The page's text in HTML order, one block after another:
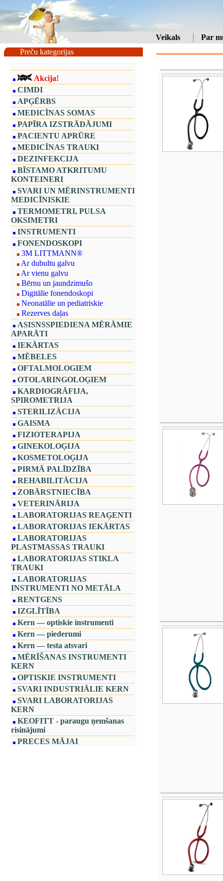
Veikals
Par
Preču kategorijas
Akcija!
CIMDI
APĢĒRBS
MEDICĪNAS SOMAS
PAPĪRA IZSTRĀDĀJUMI
PACIENTU APRŪRE
MEDICĪNAS TRAUKI
DEZINFEKCIJA
BĪSTAMO ATKRITUMU
KONTEINERI
SVARI UN MĒRINSTRUMENTI
MEDICĪNISKIE
TERMOMETRI, PULSA
OKSIMETRI
INSTRUMENTI
FONENDOSKOPI
3M LITTMANN®
Ar dubultu galvu
Ar vienu galvu
Bērnu un jaundzimušo
Digitālie fonendoskopi
Neonatālie un pediatriskie
Rezerves daļas
ASISNSSPIEDIENA MĒRĀMIE
APARĀTI
IEKĀRTAS
MĒBELES
OFTALMOLOGIEM
OTOLARINGOLOĢIEM
KARDIOGRĀFIJA,
SPIROMETRIJA
STERILIZĀCIJA
GAISMA
FIZIOTERAPIJA
GINEKOLOĢIJA
KOSMETOLOĢIJA
PIRMĀ PALĪDZĪBA
REHABILITĀCIJA
ZOBĀRSTNIECĪBA
VETERINĀRIJA
LABORATORIJAS REAĢENTI
LABORATORIJAS IEKĀRTAS
LABORATORIJAS
PLASTMASSAS TRAUKI
LABORATORIJAS STIKLA
TRAUKI
LABORATORIJAS
INSTRUMENTI NO METĀLA
RENTGENS
IZGLĪTĪBA
Kern — optiskie instrumenti
Kern — piederumi
Kern — testa atsvari
MĒRĪŠANAS INSTRUMENTI
KERN
OPTISKIE INSTRUMENTI
SVARI INDUSTRIĀLIE KERN
SVARI LABORATORIJAS
KERN
KEOFITT - paraugu ņemšanas
risinājumi
PRECES MĀJAI